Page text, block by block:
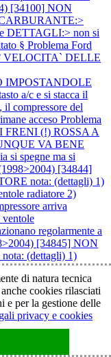
[34100] NON
DETTAGLI:> non si
§ Problema Ford
VELOCITA` DELLE
IMPOSTANDOLE
a/c e si stacca il
il compressore del
acceso Problema
FRENI (!) ROSSA A
VA BENE
si spegne ma si
[34844]
nota: (dettagli) 1)
radiatore 2)
arriva
ventole
regolarmente a
[34845] NON
(dettagli) 1)
radiatore 2)
arriva
ventole
regolarmente a
[36745] SI
1) A VOLTE IL
il motore si riavvia
AVARIA
di natura tecnica
cookies rilasciati
e per la gestione delle
privacy e cookies